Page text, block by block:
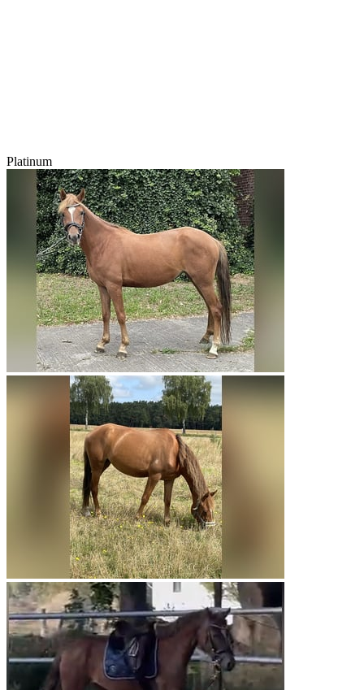
Platinum